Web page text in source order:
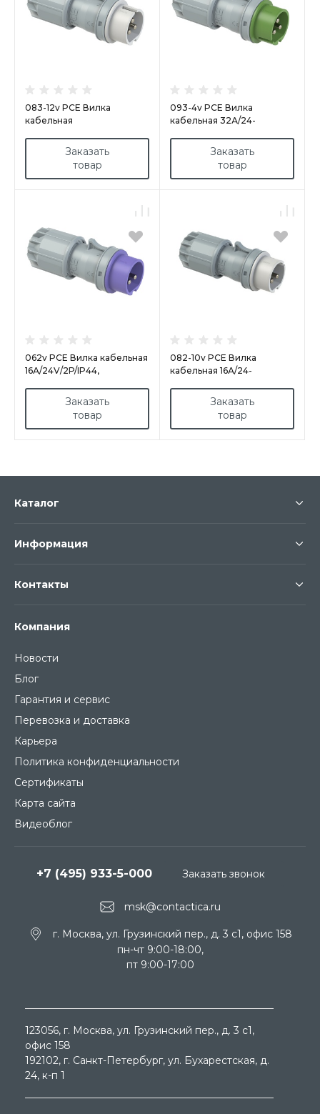
083-12v PCE Вилка
кабельная
никелированные контакты
Заказать
товар
093-4v PCE Вилка
кабельная 32А/24-
никелированные контакты
Заказать
товар
062v PCE Вилка кабельная
16А/24V/2P/IP44,
Заказать
товар
082-10v PCE Вилка
кабельная 16А/24-
никелированные контакты
Заказать
товар
Компания
Новости
Блог
Гарантия и сервис
Перевозка и доставка
Карьера
Политика конфиденциальности
Сертификаты
Карта сайта
Видеоблог
Каталог
Информация
Контакты
msk@contactica.ru
+7 (495) 933-5-000
г. Москва, ул. Грузинский пер., д. 3 c1, офис 158
пн-чт 9:00-18:00,
пт 9:00-17:00
Заказать звонок
123056, г. Москва, ул. Грузинский пер., д. 3 c1,
офис 158
192102, г. Санкт-Петербург, ул. Бухарестская, д.
24, к-п 1